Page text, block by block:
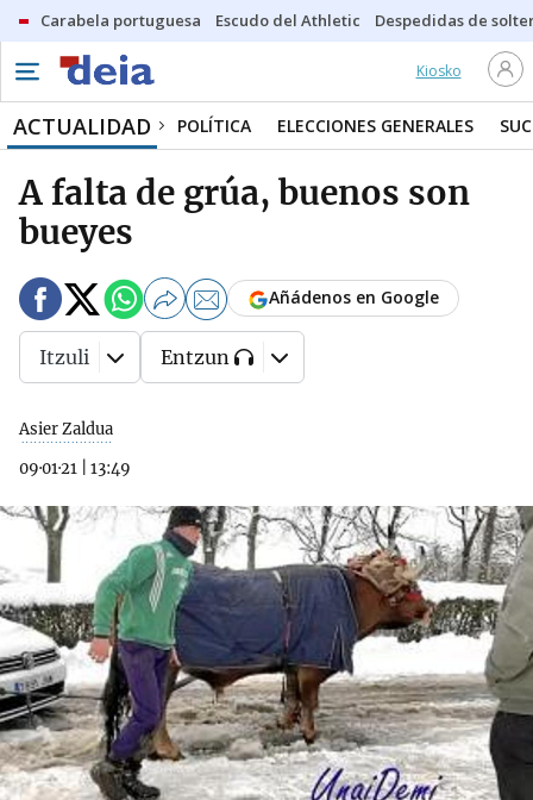
Carabela portuguesa Escudo del Athletic Despedidas de
Kiosko
ACTUALIDAD POLÍTICA ELECCIONES GENERALES
A falta de grúa, buenos son
bueyes
Asier Zaldua
09·01·21
13:49
Añádenos en Google
Itzuli Entzun